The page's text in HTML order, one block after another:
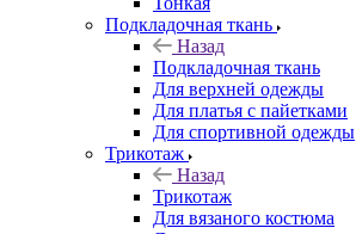
Подкладочная ткань
Назад
Подкладочная ткань
Для верхней одежды
Для платья с пайетками
Для спортивной одежды
Трикотаж
Назад
Трикотаж
Для вязаного костюма